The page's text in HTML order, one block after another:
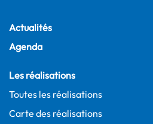
Actualités
Agenda
Les réalisations
Toutes les réalisations
Carte des réalisations